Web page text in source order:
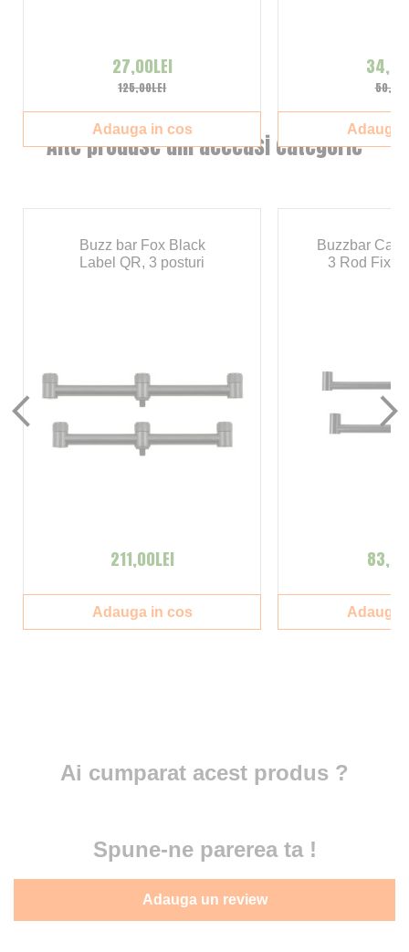
Ai cumparat acest produs ?
Spune-ne parerea ta !
Adauga un review
Alte produse din aceeasi categorie
Buzz bar Fox Black
Label QR, 3 posturi
211,00LEI
Adauga in cos
Buzzbar
3 Rod
Adauga
125,00LEI
27,00LEI
Adauga in cos Adauga